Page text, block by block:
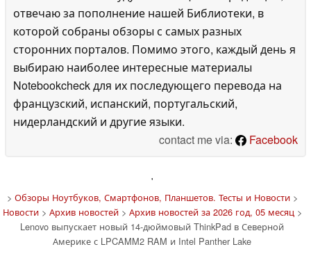
отвечаю за пополнение нашей Библиотеки, в
которой собраны обзоры с самых разных
сторонних порталов. Помимо этого, каждый день я
выбираю наиболее интересные материалы
Notebookcheck для их последующего перевода на
французский, испанский, португальский,
нидерландский и другие языки.
contact me via:
Facebook
'
> Обзоры Ноутбуков, Смартфонов, Планшетов. Тесты и Новости>
Новости> Архив новостей> Архив новостей за 2026 год, 05 месяц >
Lenovo выпускает новый 14-дюймовый ThinkPad в Северной
Америке с LPCAMM2 RAM и Intel Panther Lake